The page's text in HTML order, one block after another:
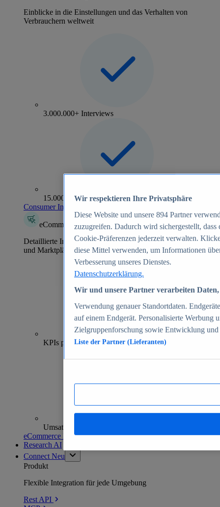
Einblicke in die Einstellungen und das Verhalten von
Verbrauchern weltweit
3.000.000+ Interviews
15.000+ Marken
Consumer Insights entdecken
eCommerce Insights
Detaillierte Informationen zu mehr als 39.000 Online-Shops
und Marktplätzen
70+
KPIs pro Shop
Umsatzanalysen und -prognosen
eCommerce Insights entdecken
Research AI
Connect Neu
Produkt
Flexible Integration für jede Umgebung
Rest API
Wir respektieren Ihre Privatsphäre
Diese Website und unsere 894 Partner
zuzugreifen. Dadurch wird sichergestellt,
Cookie-Präferenzen jederzeit verwalten.
diese Mittel verwenden, um Informationen
Verbesserung unseres Dienstes.
Datenschutzerklärung.
Wir und unsere Partner verarbeiten
Verwendung genauer Standortdaten.
auf einem Endgerät. Personalisierte Werbung
Zielgruppenforschung sowie Entwicklung
Liste der Partner (Lieferanten)